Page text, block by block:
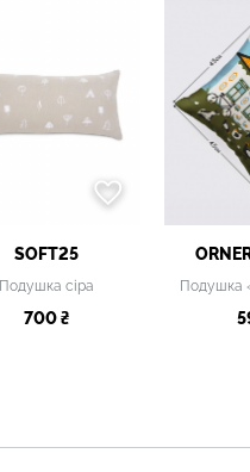
SOFT25
Подушка сіра
700 ₴
Подушка